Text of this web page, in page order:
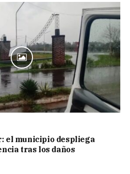
el municipio despliega
tras los daños